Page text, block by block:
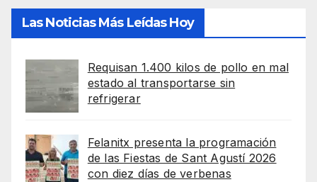
Las Noticias Más Leídas Hoy
Requisan 1.400 kilos de pollo en mal
estado al transportarse sin
refrigerar
Felanitx presenta la programación
de las Fiestas de Sant Agustí 2026
con diez días de verbenas